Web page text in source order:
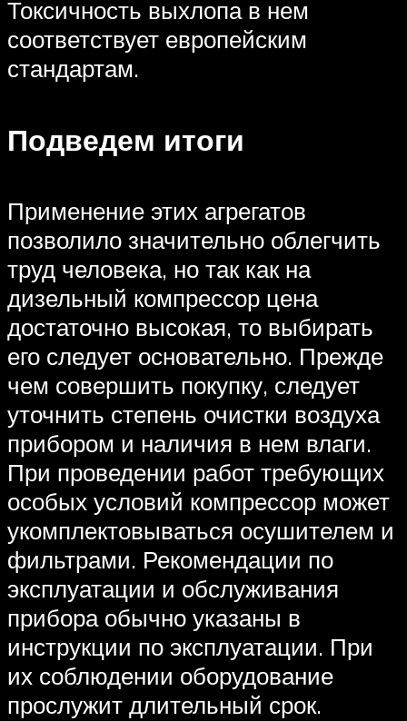
Токсичность выхлопа в нем
соответствует европейским
стандартам.
Подведем итоги
Применение этих агрегатов
позволило значительно облегчить
труд человека, но так как на
дизельный компрессор цена
достаточно высокая, то выбирать
его следует основательно. Прежде
чем совершить покупку, следует
уточнить степень очистки воздуха
прибором и наличия в нем влаги.
При проведении работ требующих
особых условий компрессор может
укомплектовываться осушителем и
фильтрами. Рекомендации по
эксплуатации и обслуживания
прибора обычно указаны в
инструкции по эксплуатации. При
их соблюдении оборудование
прослужит длительный срок.